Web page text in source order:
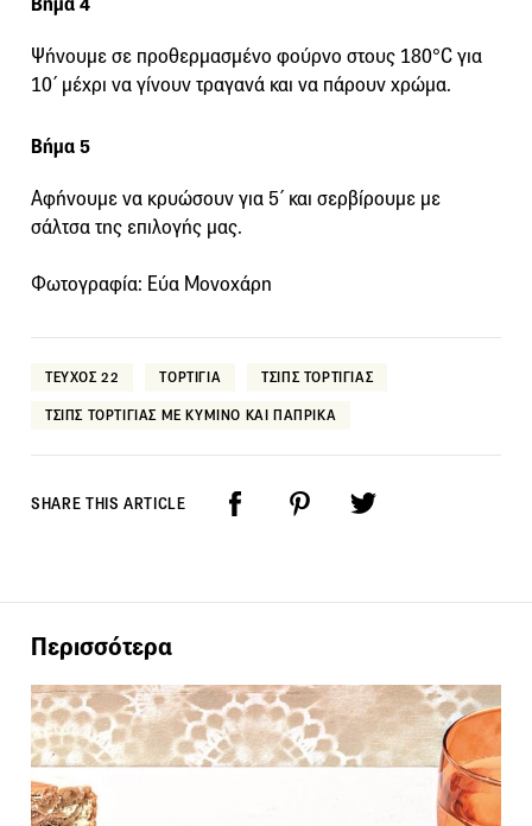
Ψήνουμε σε προθερμασμένο φούρνο στους 180°C για
10΄ μέχρι να γίνουν τραγανά και να πάρουν χρώμα.
Βήμα 5
Αφήνουμε να κρυώσουν για 5΄ και σερβίρουμε με
σάλτσα της επιλογής μας.
Φωτογραφία: Εύα Μονοχάρη
ΤΕΥΧΟΣ 22 ΤΟΡΤΙΓΙΑ ΤΣΙΠΣ ΤΟΡΤΙΓΙΑΣ
ΤΣΙΠΣ ΤΟΡΤΙΓΙΑΣ ΜΕ ΚΥΜΙΝΟ ΚΑΙ ΠΑΠΡΙΚΑ
SHARE THIS ARTICLE
Περισσότερα